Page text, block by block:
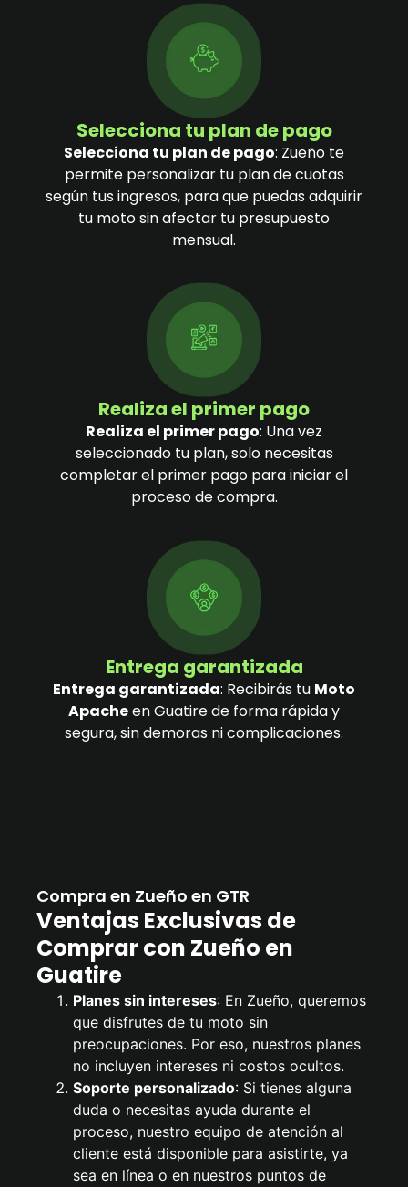
Selecciona tu plan de pago
Selecciona tu plan de pago: Zueño te
permite personalizar tu plan de cuotas
según tus ingresos, para que puedas adquirir
tu moto sin afectar tu presupuesto
mensual.
Realiza el primer pago
Realiza el primer pago: Una vez
seleccionado tu plan, solo necesitas
completar el primer pago para iniciar el
proceso de compra.
Entrega garantizada
Entrega garantizada: Recibirás tu Moto
Apacheen Guatire de forma rápida y
segura, sin demoras ni complicaciones.
Compra en Zueño en GTR
Ventajas Exclusivas de
Comprar con Zueño en
Guatire
Planes sin intereses: En Zueño, queremos
que disfrutes de tu moto sin
preocupaciones. Por eso, nuestros planes
no incluyen intereses ni costos ocultos.
Soporte personalizado: Si tienes alguna
duda o necesitas ayuda durante el
proceso, nuestro equipo de atención al
cliente está disponible para asistirte, ya
sea en línea o en nuestros puntos de